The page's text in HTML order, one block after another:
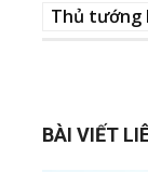
Thủ tướng
BÀI VIẾT